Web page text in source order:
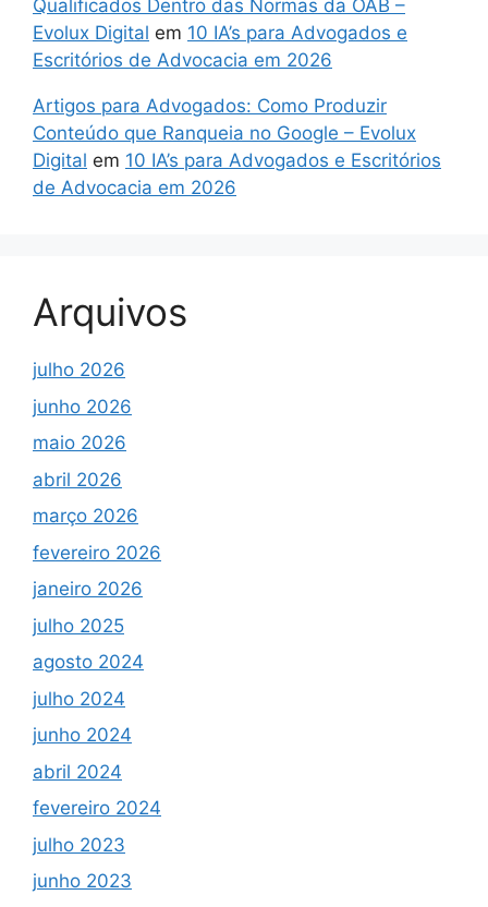
Qualificados Dentro das Normas da OAB –
Evolux Digital em 10 IA’s para Advogados e
Escritórios de Advocacia em 2026
Artigos para Advogados: Como Produzir
Conteúdo que Ranqueia no Google – Evolux
Digital em 10 IA’s para Advogados e Escritórios
de Advocacia em 2026
Arquivos
julho 2026
junho 2026
maio 2026
abril 2026
março 2026
fevereiro 2026
janeiro 2026
julho 2025
agosto 2024
julho 2024
junho 2024
abril 2024
fevereiro 2024
julho 2023
junho 2023